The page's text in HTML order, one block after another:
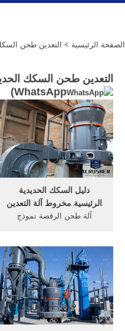
الصفحة الرئيسية > التعدين طحن السكك
التعدين طحن السكك
WhatsApp
)
دليل السكك الحديدية
الرئيسية مخروط آلة التعدين
آلة طحن الرقصة نموذج
المسار معدات آلة التعدين آلة
كسارة مخروط المحجر
الهيدروليكي لمصنع سحق
الحجر آلة طحن شفرة uesd
جزء من آلة طحن pdf آلة
لتزيين.